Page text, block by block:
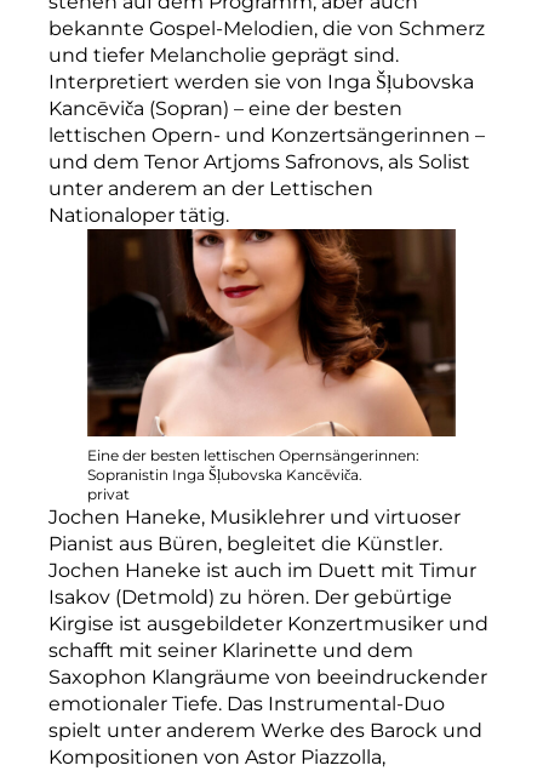
bekannte Gospel-Melodien, die von Schmerz
und tiefer Melancholie geprägt sind.
Interpretiert werden sie von Inga Šļubovska
Kancēviča (Sopran) – eine der besten
lettischen Opern- und Konzertsängerinnen –
und dem Tenor Artjoms Safronovs, als Solist
unter anderem an der Lettischen
Nationaloper tätig.
Eine der besten lettischen Opernsängerinnen:
Sopranistin Inga Šļubovska Kancēviča.
privat
Jochen Haneke, Musiklehrer und virtuoser
Pianist aus Büren, begleitet die Künstler.
Jochen Haneke ist auch im Duett mit Timur
Isakov (Detmold) zu hören. Der gebürtige
Kirgise ist ausgebildeter Konzertmusiker und
schafft mit seiner Klarinette und dem
Saxophon Klangräume von beeindruckender
emotionaler Tiefe. Das Instrumental-Duo
spielt unter anderem Werke des Barock und
Kompositionen von Astor Piazzolla,